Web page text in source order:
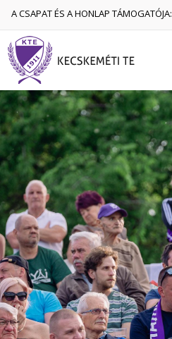
A CSAPAT ÉS A HONLAP TÁMOGATÓJA: